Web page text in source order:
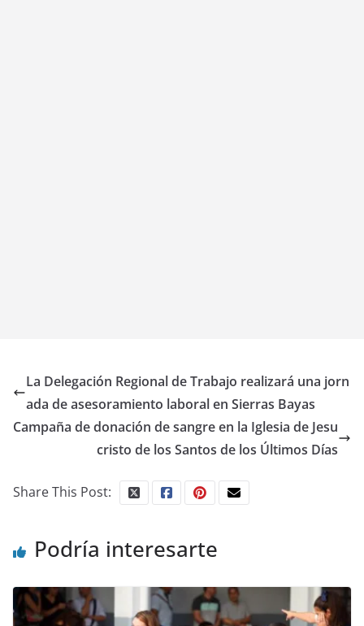
La Delegación Regional de Trabajo realizará una jorn
ada de asesoramiento laboral en Sierras Bayas
Campaña de donación de sangre en la Iglesia de Jesu
cristo de los Santos de los Últimos Días
Share This Post:
Podría interesarte